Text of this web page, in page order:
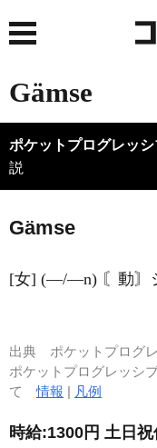
Gämse
ポケットプログレッシ
説
Gämse
[女] (―/―n) 〘動〙
出典 ポケットプログ
ポケットプログレッシ
て情報 | 凡例
時給:1300円 土日